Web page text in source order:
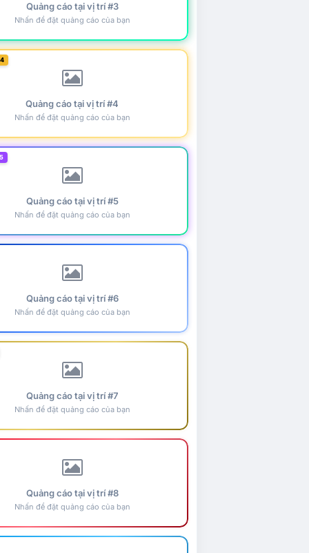
Quảng cáo tại vị trí #3
Nhấn để đặt quảng cáo của bạn
Quảng cáo tại vị trí #4
Nhấn để đặt quảng cáo của bạn
Quảng cáo tại vị trí #5
Nhấn để đặt quảng cáo của bạn
Quảng cáo tại vị trí #6
Nhấn để đặt quảng cáo của bạn
Quảng cáo tại vị trí #7
Nhấn để đặt quảng cáo của bạn
Quảng cáo tại vị trí #8
Nhấn để đặt quảng cáo của bạn